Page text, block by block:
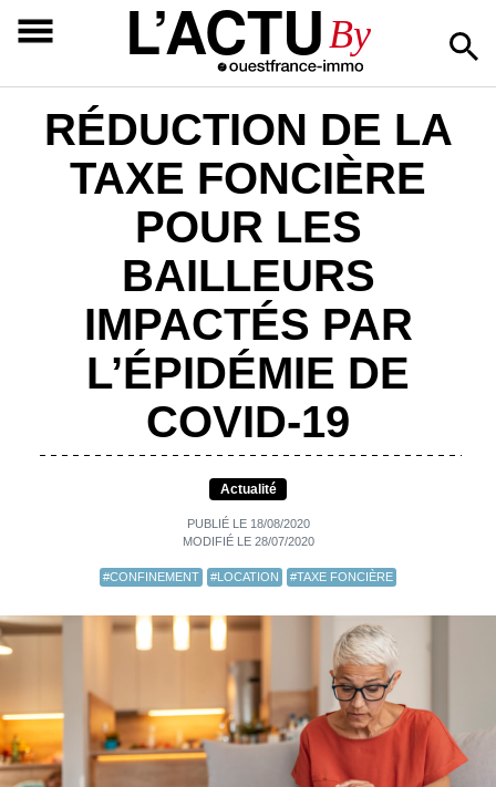
L’ACTUBy
RÉDUCTION DE LA
TAXE FONCIÈRE
POUR LES
BAILLEURS
IMPACTÉS PAR
L’ÉPIDÉMIE DE
COVID-19
Actualité
PUBLIÉ LE 18/08/2020
MODIFIÉ LE 28/07/2020
#CONFINEMENT #LOCATION #TAXE FONCIÈRE